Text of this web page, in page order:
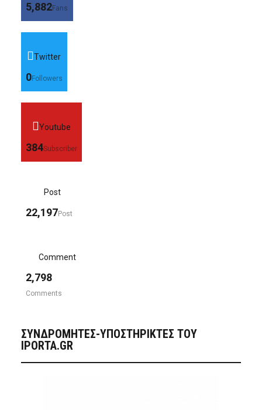
5,882Fans
Twitter
0Followers
Youtube
384Subscriber
Post
22,197Post
Comment
2,798
Comments
ΣΥΝΔΡΟΜΗΤΈΣ-ΥΠΟΣΤΗΡΙΚΤΈΣ ΤΟΥ
IPORTA.GR